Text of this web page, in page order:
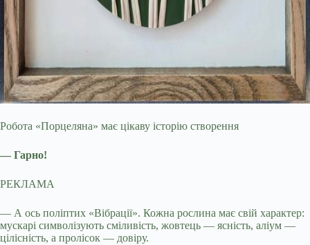
Робота «Порцеляна» має цікаву історію створення
— Гарно!
РЕКЛАМА
— А ось поліптих «Вібрації». Кожна рослина має свій характер:
мускарі символізують сміливість, жовтець — ясність, аліум —
цілісність, а пролісок — довіру.